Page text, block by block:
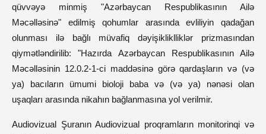
qüvvəyə minmiş "Azərbaycan Respublikasının Ailə
Məcəlləsinə" edilmiş qohumlar arasında evliliyin qadağan
olunması ilə bağlı müvafiq dəyişikliklliklər prizmasından
qiymətləndirilib: "Hazırda Azərbaycan Respublikasının Ailə
Məcəlləsinin 12.0.2-1-ci maddəsinə görə qardaşların və (və
ya) bacıların ümumi bioloji baba və (və ya) nənəsi olan
uşaqları arasında nikahın bağlanmasına yol verilmir.
Audiovizual Şuranın Audiovizual proqramların monitorinqi və